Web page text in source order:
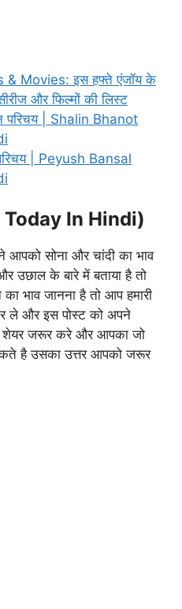
& Movies: इस हफ्ते एंजॉय के
और फिल्मों की लिस्ट
परिचय | Shalin Bhanot
| Peyush Bansal
Today In Hindi)
आपको सोना और चांदी का भाव
उछाल के बारे में बताया है तो
भाव जानना है तो आप हमारी
ले और इस पोस्ट को अपने
शेयर जरूर करे और आपका जो
है उसका उत्तर आपको जरूर